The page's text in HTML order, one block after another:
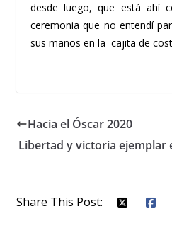
desde luego, que está ahí
ceremonia que no entendí
sus manos en la cajita de
Hacia el Óscar 2020
Libertad y victoria ejemplar
Share This Post: